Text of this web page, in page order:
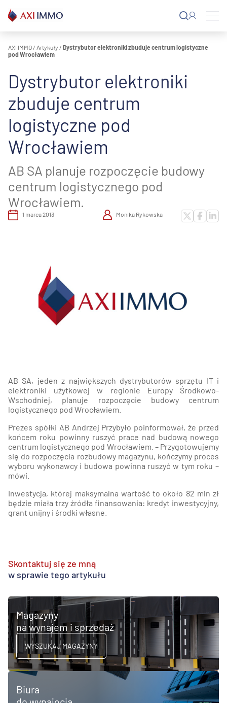
do
treści
AXI IMMO / Artykuły / Dystrybutor elektroniki zbuduje centrum logistyczne
pod Wrocławiem
Dystrybutor elektroniki
zbuduje centrum
logistyczne pod
Wrocławiem
AB SA planuje rozpoczęcie budowy
centrum logistycznego pod
Wrocławiem.
1 marca 2013 Monika Rykowska
AB SA, jeden z największych dystrybutorów sprzętu IT i
elektroniki użytkowej w regionie Europy Środkowo-
Wschodniej, planuje rozpoczęcie budowy centrum
logistycznego pod Wrocławiem.
Prezes spółki AB Andrzej Przybyło poinformował, że przed
końcem roku powinny ruszyć prace nad budową nowego
centrum logistycznego pod Wrocławiem. – Przygotowujemy
się do rozpoczęcia rozbudowy magazynu, kończymy proces
wyboru wykonawcy i budowa powinna ruszyć w tym roku –
mówi.
Inwestycja, której maksymalna wartość to około 82 mln zł
będzie miała trzy źródła finansowania: kredyt inwestycyjny,
grant unijny i środki własne.
Skontaktuj się ze mną
w sprawie tego artykułu
Magazyny
na wynajem i sprzedaż
WYSZUKAJ MAGAZYNY
Biura